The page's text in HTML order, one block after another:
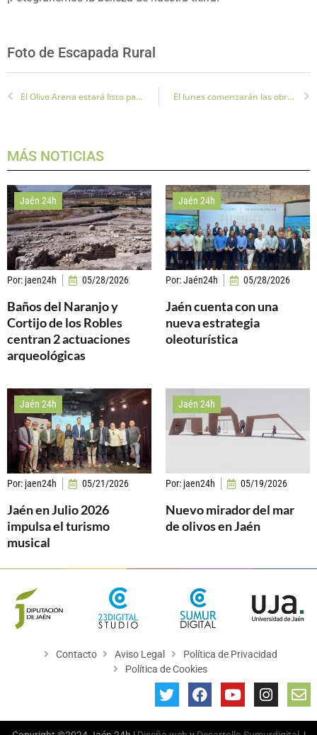
Foto de Escapada Rural
El Olivo Arena estará listo para la temporada 2020-2021 El lunes comenzarán las obras de arreglo de desperfectos en 50 calles
MÁS NOTICIAS
Jaén 24h
Por: jaen24h 05/28/2026
Baños del Naranjo y
Cortijo de los Robles
centran 2 actuaciones
arqueológicas
Jaén 24h
Por:Jaén24h 05/28/2026
Jaén cuenta con una
nueva estrategia
oleoturística
Jaén 24h
Por: jaen24h 05/21/2026
Jaén en Julio 2026
impulsa el turismo
musical
Jaén 24h
Por: jaen24h 05/19/2026
Nuevo mirador del mar
de olivos en Jaén
Contacto Aviso Legal
Política de Privacidad
Política de Cookies